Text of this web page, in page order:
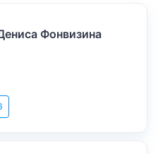
Фонвизина